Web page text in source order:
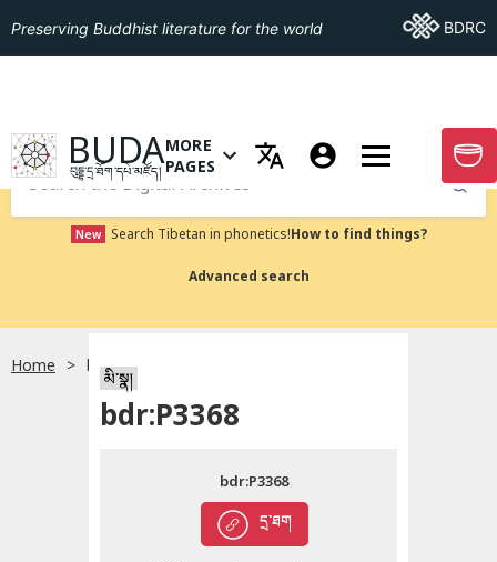
English
Preserving Buddhist literature for the world Go ToBDRC
GO TO HOMEPAGE
BUDA
བུདྡྷ་དྲ་ཐོག་དཔེ་མཛོད།
OPEN MENU OF MORE PAGES
MORE
PAGES
GO
Submit
New Search Tibetan in phonetics!How to find things?
Advanced search
Home bdr:P3368
མི་སྣ།
bdr:P3368
དྲ་ཐག
bdr:P3368